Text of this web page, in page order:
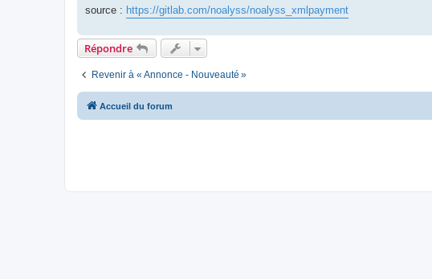
source : https://gitlab.com/noalyss/noalyss_xmlpayment
Répondre
Revenir à « Annonce - Nouveauté »
Accueil du forum